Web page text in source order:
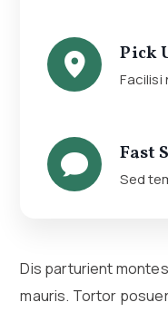
Pick
Facilisi
Fast
Sed
Dis parturient
mauris. Tortor